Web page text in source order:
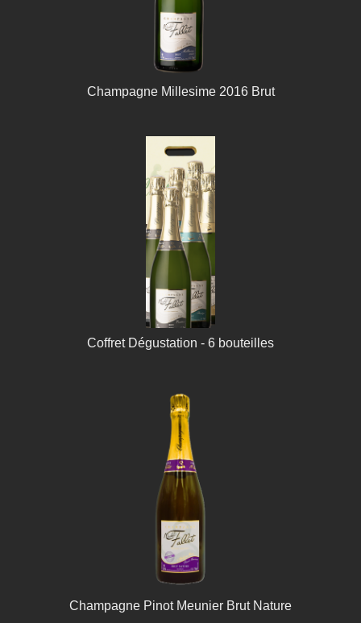
Champagne Millesime 2016 Brut
Coffret Dégustation - 6 bouteilles
Champagne Pinot Meunier Brut Nature